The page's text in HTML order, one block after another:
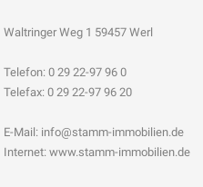
Waltringer Weg 1 59457 Werl
Telefon: 0 29 22-97 96 0
Telefax: 0 29 22-97 96 20
E-Mail: info@stamm-immobilien.de
Internet: www.stamm-immobilien.de